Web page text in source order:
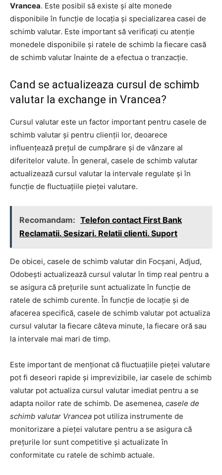
Vrancea. Este posibil să existe și alte monede
disponibile în funcție de locația și specializarea casei de
schimb valutar. Este important să verificați cu atenție
monedele disponibile și ratele de schimb la fiecare casă
de schimb valutar înainte de a efectua o tranzacție.
Cand se actualizeaza cursul de schimb
valutar la exchange in Vrancea?
Cursul valutar este un factor important pentru casele de
schimb valutar și pentru clienții lor, deoarece
influențează prețul de cumpărare și de vânzare al
diferitelor valute. În general, casele de schimb valutar
actualizează cursul valutar la intervale regulate și în
funcție de fluctuațiile pieței valutare.
Recomandam: Telefon contact First Bank
Reclamatii. Sesizari. Relatii clienti. Suport
De obicei, casele de schimb valutar din Focșani, Adjud,
Odobești actualizează cursul valutar în timp real pentru a
se asigura că prețurile sunt actualizate în funcție de
ratele de schimb curente. În funcție de locație și de
afacerea specifică, casele de schimb valutar pot actualiza
cursul valutar la fiecare câteva minute, la fiecare oră sau
la intervale mai mari de timp.
Este important de menționat că fluctuațiile pieței valutare
pot fi deseori rapide și imprevizibile, iar casele de schimb
valutar pot actualiza cursul valutar imediat pentru a se
adapta noilor rate de schimb. De asemenea, casele de
schimb valutar Vrancea pot utiliza instrumente de
monitorizare a pieței valutare pentru a se asigura că
prețurile lor sunt competitive și actualizate în
conformitate cu ratele de schimb actuale.